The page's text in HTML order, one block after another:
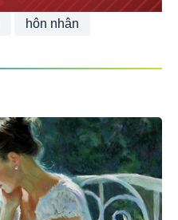
hôn nhân